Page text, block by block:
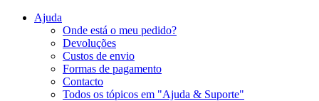
Ajuda
Onde está o meu pedido?
Devoluções
Custos de envio
Formas de pagamento
Contacto
Todos os tópicos em "Ajuda & Suporte"